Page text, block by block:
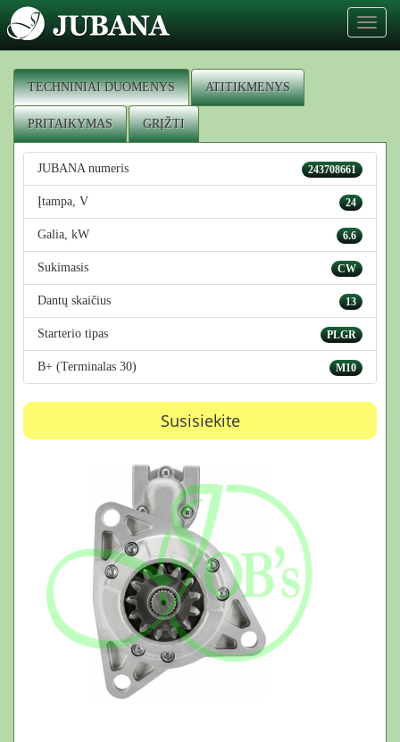
Toggle
TECHNINIAI DUOMENYS ATITIKMENYS
PRITAIKYMAS GRĮŽTI
243708661
JUBANA numeris
24
Įtampa, V
6.6
Galia, kW
CW
Sukimasis
13
Dantų skaičius
PLGR
Starterio tipas
M10
B+ (Terminalas 30)
Susisiekite